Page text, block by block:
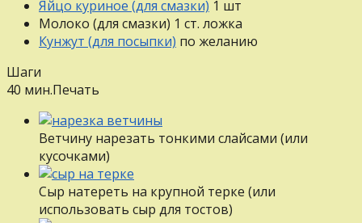
Яйцо куриное (для смазки) 1 шт
Молоко (для смазки) 1 ст. ложка
Кунжут (для посыпки) по желанию
Шаги
40 мин.Печать
Ветчину нарезать тонкими слайсами (или
кусочками)
Сыр натереть на крупной терке (или
использовать сыр для тостов)